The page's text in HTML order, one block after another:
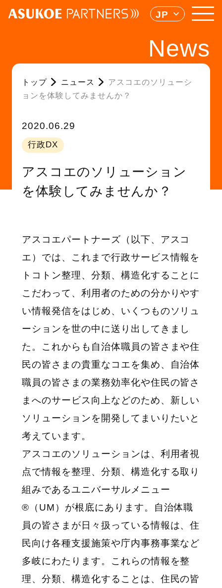
JP
News
トップ ニュース
アスコエのソリューシ
ョンを体験してみませんか？
2020.06.29
行政DX
アスコエのソリューション
を体験してみませんか？
アスコエパートナーズ（以下、アスコ
エ）では、これまで行政サービス情報を
トコトン整理、分類、構造化することに
こだわって、利用者のための分かりやす
い情報発信をはじめ、いくつものソリュ
ーションを世の中に送り出してきまし
た。これからも自治体職員の皆さまや住
民の皆さまの貴重なコエを集め、自治体
職員の皆さまの業務効率化や住民の皆さ
まへのサービス向上などのため、新しい
ソリューションを開発してまいりたいと
考えています。
アスコエのソリューションは、利用者視
点で情報を整理、分類、構造化する取り
組みであるユニバーサルメニュー
®（UM）が根底にあります。自治体職
員の皆さまが日々扱っている情報は、住
民向け各種支援施策や庁内事務事業など
多岐にわたります。これらの情報を整
理、分類、構造化することは、住民の皆